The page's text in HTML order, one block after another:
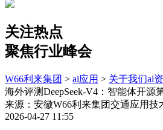
关注热点
聚焦行业峰会
W66利来集团 > ai应用 > 关于我们ai
海外评测DeepSeek-V4：智能体开源
来源：安徽W66利来集团交通应用技
2026-04-27 11:55